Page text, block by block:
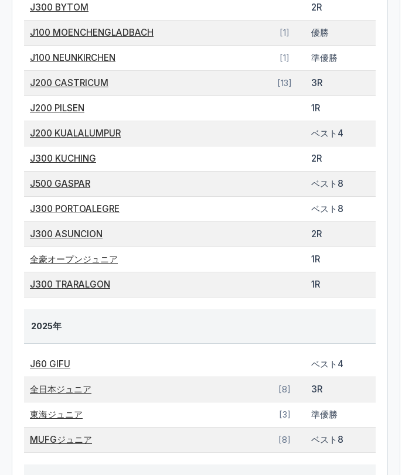
J300 BYTOM 2R
J100 MOENCHENGLADBACH [1] 優勝
J100 NEUNKIRCHEN [1] 準優勝
J200 CASTRICUM [13] 3R
J200 PILSEN 1R
J200 KUALALUMPUR ベスト4
J300 KUCHING 2R
J500 GASPAR ベスト8
J300 PORTOALEGRE ベスト8
J300 ASUNCION 2R
全豪オープンジュニア 1R
J300 TRARALGON 1R
2025年
J60 GIFU ベスト4
全日本ジュニア [8] 3R
東海ジュニア [3] 準優勝
MUFGジュニア [8] ベスト8